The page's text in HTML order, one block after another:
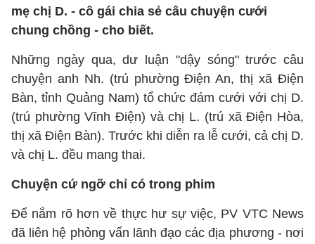
mẹ chị D. - cô gái chia sẻ câu chuyện cưới
chung chồng - cho biết.
Những ngày qua, dư luận "dậy sóng" trước câu
chuyện anh Nh. (trú phường Điện An, thị xã Điện
Bàn, tỉnh Quảng Nam) tổ chức đám cưới với chị D.
(trú phường Vĩnh Điện) và chị L. (trú xã Điện Hòa,
thị xã Điện Bàn). Trước khi diễn ra lễ cưới, cả chị D.
và chị L. đều mang thai.
Chuyện cứ ngỡ chỉ có trong phim
Để nắm rõ hơn về thực hư sự việc, PV VTC News
đã liên hệ phỏng vấn lãnh đạo các địa phương - nơi